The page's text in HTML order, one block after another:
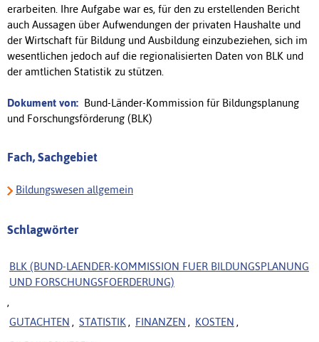
erarbeiten. Ihre Aufgabe war es, für den zu erstellenden Bericht
auch Aussagen über Aufwendungen der privaten Haushalte und
der Wirtschaft für Bildung und Ausbildung einzubeziehen, sich im
wesentlichen jedoch auf die regionalisierten Daten von BLK und
der amtlichen Statistik zu stützen.
Dokument von: Bund-Länder-Kommission für Bildungsplanung
und Forschungsförderung (BLK)
Fach, Sachgebiet
Bildungswesen allgemein
Schlagwörter
BLK (BUND-LAENDER-KOMMISSION FUER BILDUNGSPLANUNG
UND FORSCHUNGSFOERDERUNG)
,
GUTACHTEN , STATISTIK , FINANZEN , KOSTEN ,